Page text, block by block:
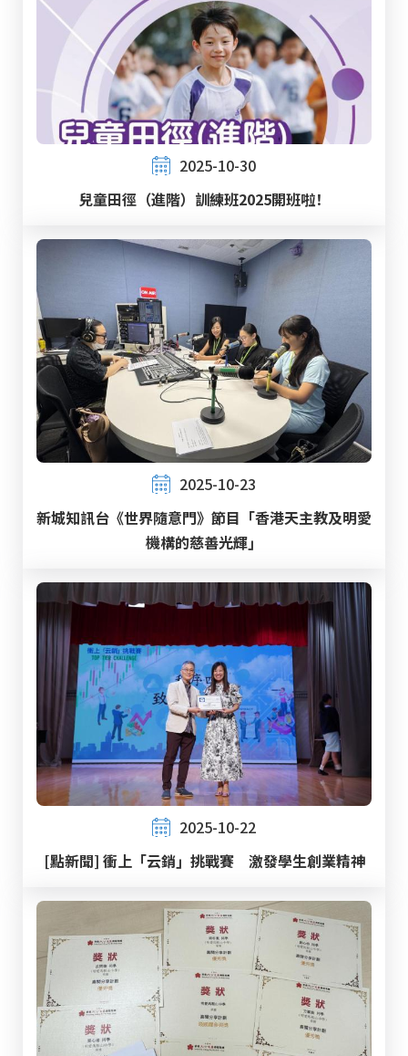
2025-10-30
兒童田徑（進階）訓練班2025開班啦！
2025-10-23
新城知訊台《世界隨意門》節目「香港天主教及明愛
機構的慈善光輝」
2025-10-22
[點新聞] 衝上「云銷」挑戰賽 激發學生創業精神